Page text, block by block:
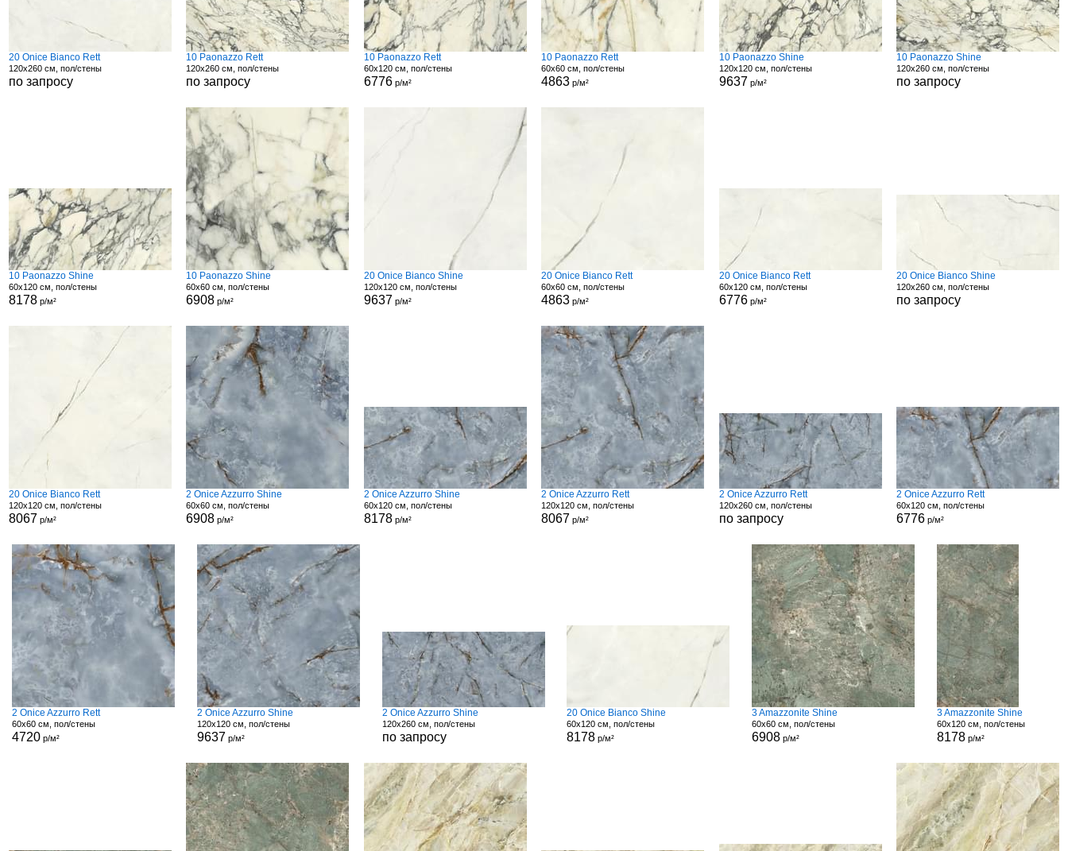
20 Onice Bianco Rett
120x260 см, пол/стены
по запросу
10 Paonazzo Rett
120x260 см, пол/стены
по запросу
10 Paonazzo Rett
60x120 см, пол/стены
6776р/м²
10 Paonazzo Rett
60x60 см, пол/стены
4863 р/м²
10 Paonazzo Shine
120x120 см, пол/стены
9637 р/м²
10 Paonazzo Shine
120x260 см, пол/стены
по запросу
10 Paonazzo Shine
60x120 см, пол/стены
8178р/м²
10 Paonazzo Shine
60x60 см, пол/стены
6908 р/м²
20 Onice Bianco Shine
120x120 см, пол/стены
9637 р/м²
20 Onice Bianco Rett
60x60 см, пол/стены
4863 р/м²
20 Onice Bianco Rett
60x120 см, пол/стены
6776р/м²
20 Onice Bianco Shine
120x260 см, пол/стены
по запросу
20 Onice Bianco Rett
120x120 см, пол/стены
8067 р/м²
2 Onice Azzurro Shine
60x60 см, пол/стены
6908 р/м²
2 Onice Azzurro Shine
60x120 см, пол/стены
8178р/м²
2 Onice Azzurro Rett
120x120 см, пол/стены
8067 р/м²
2 Onice Azzurro Rett
120x260 см, пол/стены
по запросу
2 Onice Azzurro Rett
60x120 см, пол/стены
6776 р/м²
2 Onice Azzurro Rett
60x60 см, пол/стены
4720 р/м²
2 Onice Azzurro Shine
120x120 см, пол/стены
9637 р/м²
2 Onice Azzurro Shine
120x260 см, пол/стены
по запросу
20 Onice Bianco Shine
60x120 см, пол/стены
8178 р/м²
3 Amazzonite Shine
60x60 см, пол/стены
6908р/м²
3 Amazzonite Shine
60x120 см, пол/стены
8178р/м²